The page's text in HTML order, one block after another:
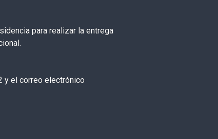
para realizar la entrega
y el correo electrónico